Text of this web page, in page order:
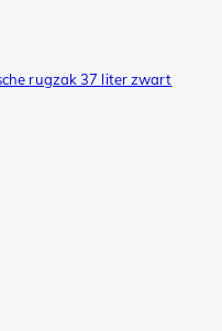
rugzak 37 liter zwart